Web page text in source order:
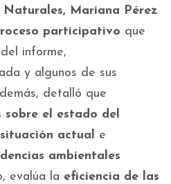
Mariana Pérez
participativo que
informe,
y algunos de sus
detalló que
sobre el estado del
situación actual e
ambientales
evalúa la eficiencia de las